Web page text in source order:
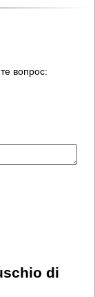
вопрос:
di